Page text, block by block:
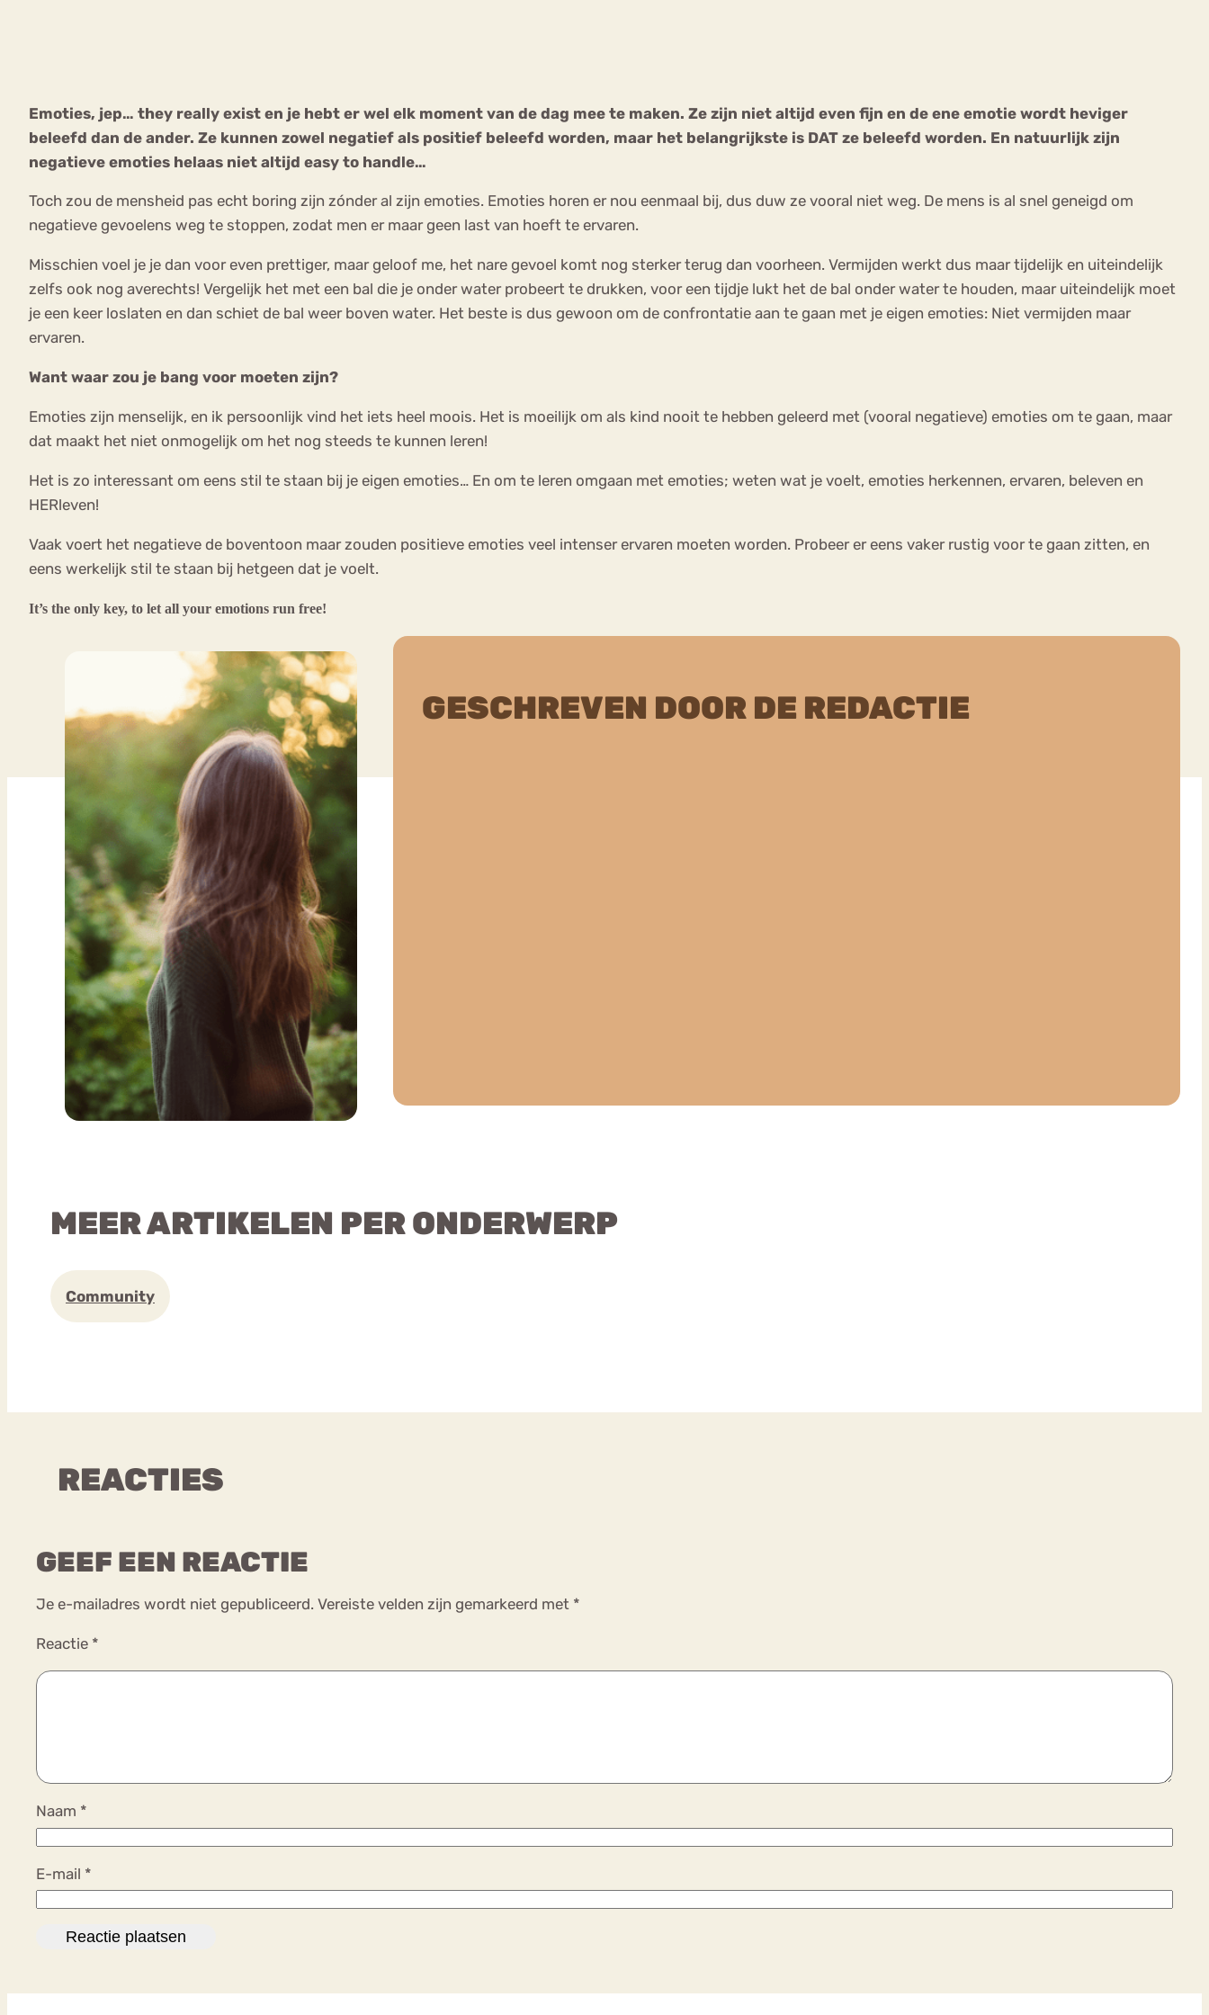
Emoties, jep… they really exist en je hebt er wel elk moment van de dag mee te maken. Ze zijn niet altijd even fijn en de ene emotie wordt heviger
beleefd dan de ander. Ze kunnen zowel negatief als positief beleefd worden, maar het belangrijkste is DAT ze beleefd worden. En natuurlijk zijn
negatieve emoties helaas niet altijd easy to handle…
Toch zou de mensheid pas echt boring zijn zónder al zijn emoties. Emoties horen er nou eenmaal bij, dus duw ze vooral niet weg. De mens is al snel geneigd om
negatieve gevoelens weg te stoppen, zodat men er maar geen last van hoeft te ervaren.
Misschien voel je je dan voor even prettiger, maar geloof me, het nare gevoel komt nog sterker terug dan voorheen. Vermijden werkt dus maar tijdelijk en uiteindelijk
zelfs ook nog averechts! Vergelijk het met een bal die je onder water probeert te drukken, voor een tijdje lukt het de bal onder water te houden, maar uiteindelijk moet
je een keer loslaten en dan schiet de bal weer boven water. Het beste is dus gewoon om de confrontatie aan te gaan met je eigen emoties: Niet vermijden maar
ervaren.
Want waar zou je bang voor moeten zijn?
Emoties zijn menselijk, en ik persoonlijk vind het iets heel moois. Het is moeilijk om als kind nooit te hebben geleerd met (vooral negatieve) emoties om te gaan, maar
dat maakt het niet onmogelijk om het nog steeds te kunnen leren!
Het is zo interessant om eens stil te staan bij je eigen emoties… En om te leren omgaan met emoties; weten wat je voelt, emoties herkennen, ervaren, beleven en
HERleven!
Vaak voert het negatieve de boventoon maar zouden positieve emoties veel intenser ervaren moeten worden. Probeer er eens vaker rustig voor te gaan zitten, en
eens werkelijk stil te staan bij hetgeen dat je voelt.
It’s the only key, to let all your emotions run free!
GESCHREVEN DOOR DE REDACTIE
MEER ARTIKELEN PER ONDERWERP
Community
REACTIES
GEEF EEN REACTIE
Je e-mailadres wordt niet gepubliceerd. Vereiste velden zijn gemarkeerd met *
Reactie *
Naam *
E-mail *
Boulimia Nervosa Eetstoornis
Orthorexia
Afvallen Angst